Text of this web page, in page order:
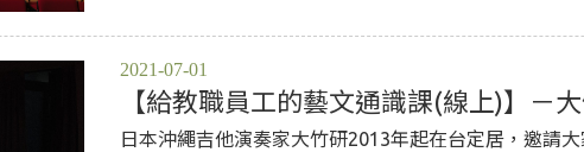
2021-07-01
【給教職員工的藝文通識課(線上)】－
日本沖繩吉他演奏家大竹研2013年起在台定居，邀請